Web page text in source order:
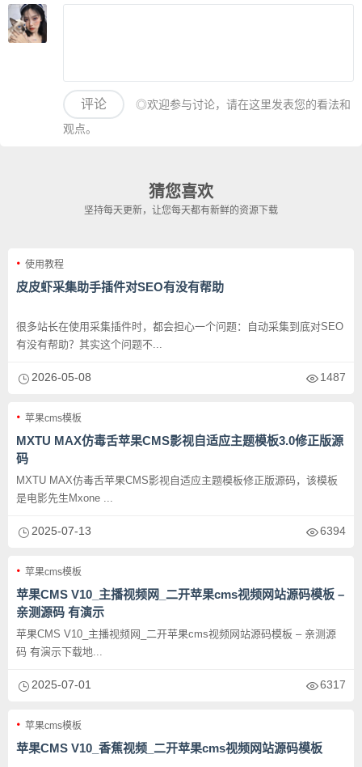
评论
◎欢迎参与讨论，请在这里发表您的看法和
观点。
猜您喜欢
坚持每天更新，让您每天都有新鲜的资源下载
使用教程
皮皮虾采集助手插件对SEO有没有帮助
很多站长在使用采集插件时，都会担心一个问题：自动采集到底对SEO
有没有帮助？其实这个问题不...
2026-05-08 1487
苹果cms模板
MXTU MAX仿毒舌苹果CMS影视自适应主题模板3.0修正版源
码
MXTU MAX仿毒舌苹果CMS影视自适应主题模板修正版源码，该模板
是电影先生Mxone ...
2025-07-13 6394
苹果cms模板
苹果CMS V10_主播视频网_二开苹果cms视频网站源码模板 –
亲测源码 有演示
苹果CMS V10_主播视频网_二开苹果cms视频网站源码模板 – 亲测源
码 有演示下载地...
2025-07-01 6317
苹果cms模板
苹果CMS V10_香蕉视频_二开苹果cms视频网站源码模板